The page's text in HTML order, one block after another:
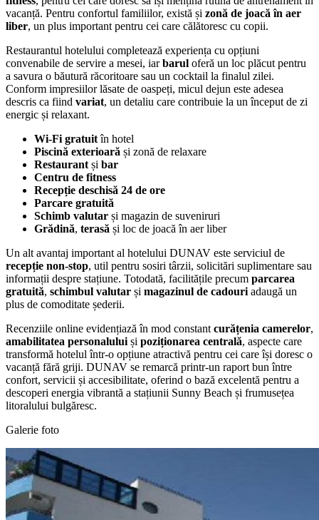
vacanță. Pentru confortul familiilor, există și zonă de joacă în aer
liber, un plus important pentru cei care călătoresc cu copii.
Restaurantul hotelului completează experiența cu opțiuni
convenabile de servire a mesei, iarbarul oferă un loc plăcut pentru
a savura o băutură răcoritoare sau un cocktail la finalul zilei.
Conform impresiilor lăsate de oaspeți, micul dejun este adesea
descris ca fiind variat, un detaliu care contribuie la un început de zi
energic și relaxant.
Wi‑Fi gratuitîn hotel
Piscină exterioară și zonă de relaxare
Restaurant și bar
Centru de fitness
Recepție deschisă 24 de ore
Parcare gratuită
Schimb valutar și magazin de suveniruri
Grădină, terasă și loc de joacă în aer liber
Un alt avantaj important al hotelului DUNAV este serviciul de
recepție non-stop, util pentru sosiri târzii, solicitări suplimentare sau
informații despre stațiune. Totodată, facilitățile precum parcarea
gratuită, schimbul valutar și magazinul de cadouri adaugă un
plus de comoditate șederii.
Recenziile online evidențiază în mod constant curățenia camerelor,
amabilitatea personalului și poziționarea centrală, aspecte care
transformă hotelul într-o opțiune atractivă pentru cei care își doresc o
vacanță fără griji. DUNAV se remarcă printr-un raport bun între
confort, servicii și accesibilitate, oferind o bază excelentă pentru a
descoperi energia vibrantă a stațiunii Sunny Beach și frumusețea
litoralului bulgăresc.
Galerie foto